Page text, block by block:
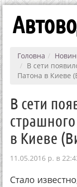
Головна
В сети
Патона в Киеве
В сети
в Киеве
11.05.2016 р. в
Стало